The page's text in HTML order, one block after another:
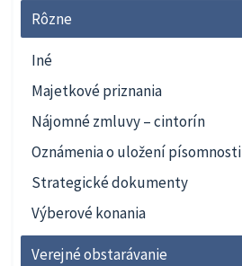
Rôzne
Iné
Majetkové priznania
Nájomné zmluvy – cintorín
Oznámenia o uložení písomnosti
Strategické dokumenty
Výberové konania
Verejné obstarávanie